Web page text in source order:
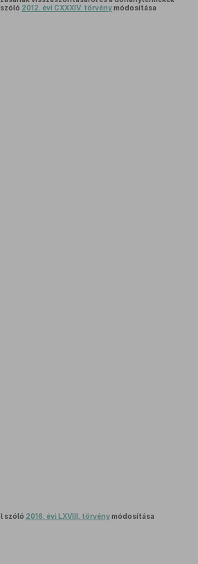
2012. évi CXXXIV. törvénymódosítása
szóló 2016. évi LXVIII. törvénymódosítása